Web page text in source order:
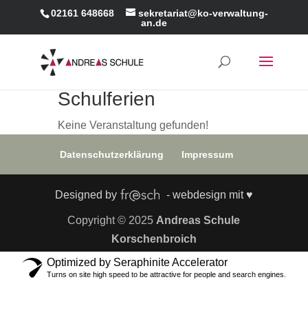
02161 648668
sekretariat@ko-verwaltung-
an.de
Schulferien
Keine Veranstaltung gefunden!
Datenschutzerklärung Impressum
Designed by - webdesign mit ♥
Copyright © 2025 Andreas Schule
Korschenbroich
Optimized by Seraphinite Accelerator
Turns on site high speed to be attractive for people and search engines.